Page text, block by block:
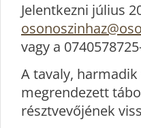
Jelentkezni július
vagy a
A tavaly,
megrendezett
résztvevőjének